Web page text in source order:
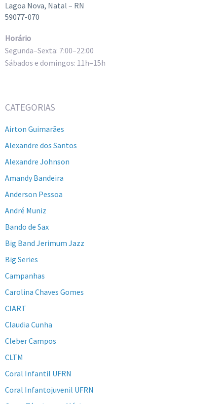
Lagoa Nova, Natal – RN
59077-070
Horário
Segunda–Sexta: 7:00–22:00
Sábados e domingos: 11h–15h
CATEGORIAS
Airton Guimarães
Alexandre dos Santos
Alexandre Johnson
Amandy Bandeira
Anderson Pessoa
André Muniz
Bando de Sax
Big Band Jerimum Jazz
Big Series
Campanhas
Carolina Chaves Gomes
CIART
Claudia Cunha
Cleber Campos
CLTM
Coral Infantil UFRN
Coral Infantojuvenil UFRN